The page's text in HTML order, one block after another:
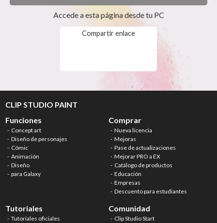
Accede a esta página desde tu PC
Compartir enlace
CLIP STUDIO PAINT
Funciones
Concept art
Diseño de personajes
Cómic
Animación
Diseño
para Galaxy
Comprar
Nueva licencia
Mejoras
Pase de actualizaciones
Mejorar PRO a EX
Catálogo de productos
Educación
Empresas
Descuento para estudiantes
Tutoriales
Tutoriales oficiales
Comunidad
Clip Studio Start